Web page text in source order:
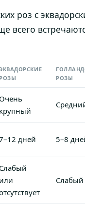
роз с
всего
РОЗЫ
РОЗЫ
Очень
крупный
дней 5–8
Слабый
или
Слабый